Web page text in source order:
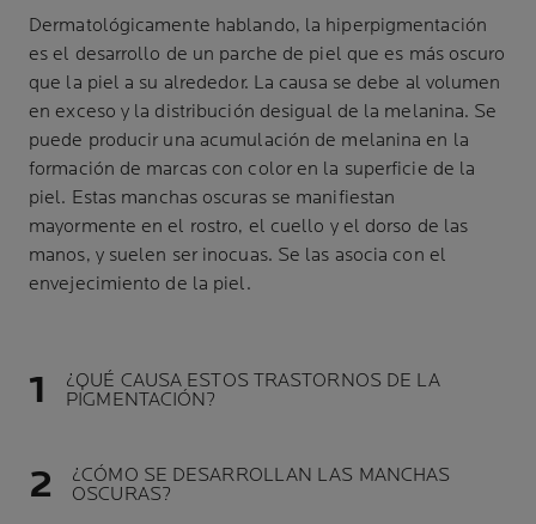
Dermatológicamente hablando, la hiperpigmentación
es el desarrollo de un parche de piel que es más oscuro
que la piel a su alrededor. La causa se debe al volumen
en exceso y la distribución desigual de la melanina. Se
puede producir una acumulación de melanina en la
formación de marcas con color en la superficie de la
piel. Estas manchas oscuras se manifiestan
mayormente en el rostro, el cuello y el dorso de las
manos, y suelen ser inocuas. Se las asocia con el
envejecimiento de la piel.
¿QUÉ CAUSA ESTOS TRASTORNOS DE LA
PIGMENTACIÓN?
¿CÓMO SE DESARROLLAN LAS MANCHAS
OSCURAS?